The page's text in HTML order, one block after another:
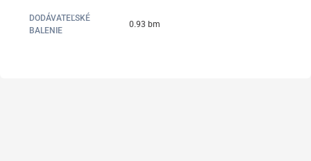
DODÁVATEĽSKÉ
BALENIE
0.93 bm